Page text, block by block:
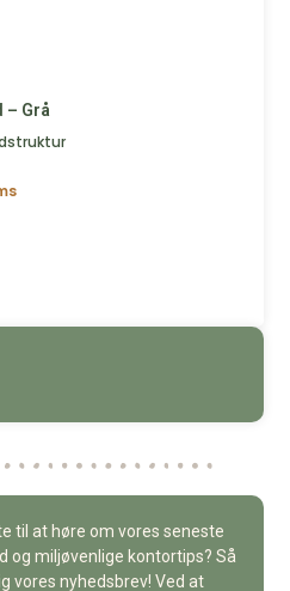
– Grå
til at høre om vores seneste
og miljøvenlige kontortips? Så
vores nyhedsbrev! Ved at